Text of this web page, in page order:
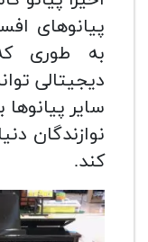
پیانوهای
به طوری
دیجیتالی
سایر
نوازندگان
کند.